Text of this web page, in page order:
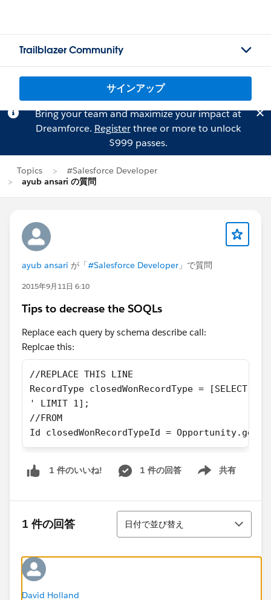
Trailblazer Community
サインアップ
Bring your team and maximize your impact at
Dreamforce. Registerthree or more to unlock
$999 passes.
Topics
#Salesforce Developer
ayub ansari の質問
ayub ansari が「#Salesforce Developer 」で質問
2015年9月11日 6:10
Tips to decrease the SOQLs
Replace each query by schema describe call:
Replcae this:
//REPLACE THIS LINE
RecordType closedWonRecordType = [SELECT
' LIMIT 1];
//FROM
Id closedWonRecordTypeId =
1 件のいいね! 1 件の回答 共有
Show menu
1 件の回答
並び替え
日付で並び替え
David Holland